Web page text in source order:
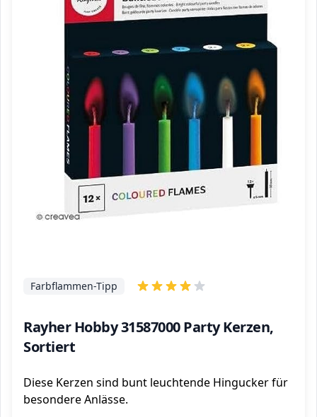
Rayher Hobby 31587000 Party Kerzen,
Sortiert
Farbflammen-Tipp
Diese Kerzen sind bunt leuchtende Hingucker für
besondere Anlässe.